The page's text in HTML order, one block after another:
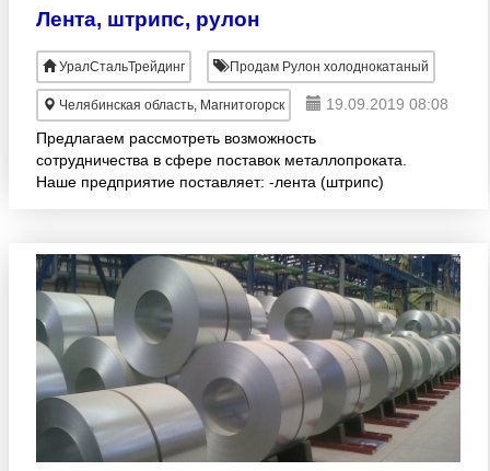
Лента, штрипс, рулон
УралСтальТрейдинг Продам Рулон холоднокатаный
Челябинская область, Магнитогорск
19.09.2019 08:08
Предлагаем рассмотреть возможность
сотрудничества в сфере поставок металлопроката.
Наше предприятие поставляет: -лента (штрипс)